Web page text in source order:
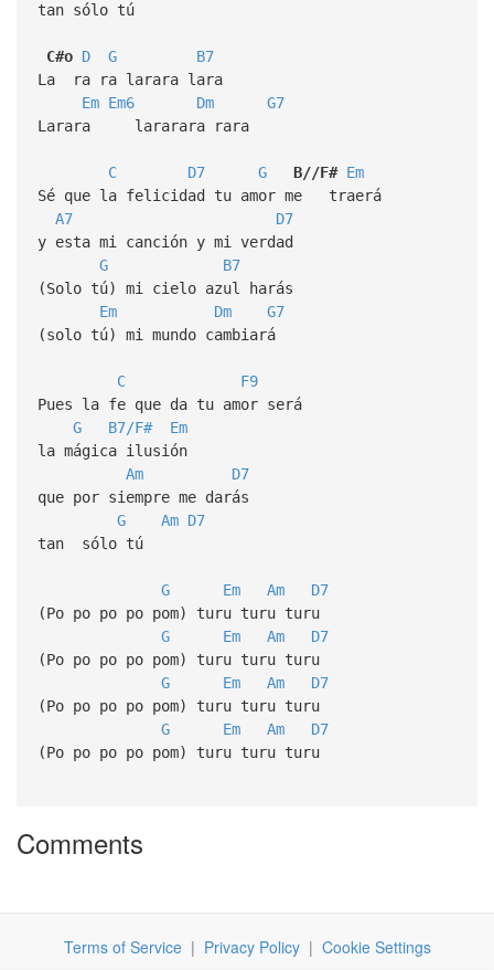
tan sólo tú
C#o D G
B7
La ra ra larara lara
Em Em6 Dm
G7
Larara lararara rara
C D7 G B//F# Em
Sé que la felicidad tu amor me traerá
A7
D7
y esta mi canción y mi verdad
G
B7
(Solo tú) mi cielo azul harás
Em
Dm
G7
(solo tú) mi mundo cambiará
C
F9
Pues la fe que da tu amor será
G
B7/F#
Em
la mágica ilusión
Am
D7
que por siempre me darás
G
Am D7
tan sólo tú
G Em Am
D7
(Po po po po pom) turu turu turu
G
Em Am
D7
(Po po po po pom) turu turu turu
G
Em Am
D7
(Po po po po pom) turu turu turu
G
Em Am
D7
(Po po po po pom) turu turu turu
Comments
Terms of Service| Privacy Policy| Cookie Settings